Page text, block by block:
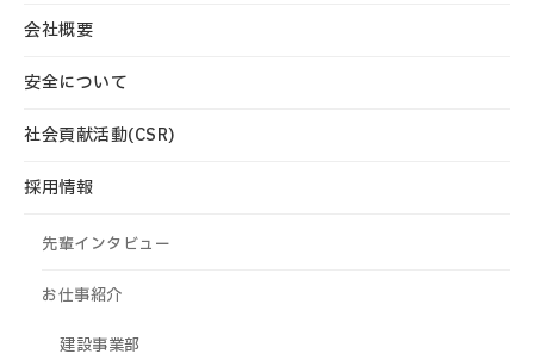
会社概要
安全について
社会貢献活動(CSR)
採用情報
先輩インタビュー
お仕事紹介
建設事業部